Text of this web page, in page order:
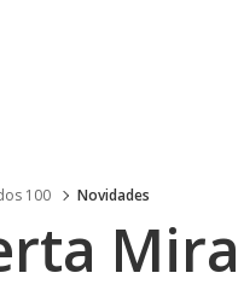
100 Novidades